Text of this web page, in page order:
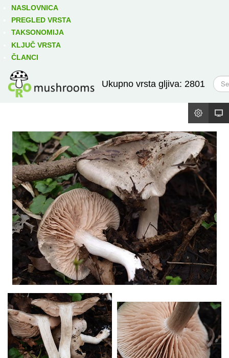
NASLOVNICA
PREGLED VRSTA
TAKSONOMIJA
KLJUČ VRSTA
ČLANCI
Ukupno vrsta gljiva: 2801
T
r
ž
Izravno podređene niže takse: